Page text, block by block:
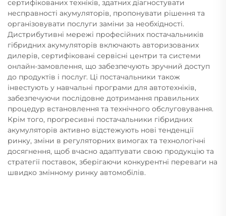
сертифікованих техніків, здатних діагностувати
несправності акумуляторів, пропонувати рішення та
організовувати послуги заміни за необхідності.
Дистрибутивні мережі професійних постачальників
гібридних акумуляторів включають авторизованих
дилерів, сертифіковані сервісні центри та системи
онлайн-замовлення, що забезпечують зручний доступ
до продуктів і послуг. Ці постачальники також
інвестують у навчальні програми для автотехніків,
забезпечуючи послідовне дотримання правильних
процедур встановлення та технічного обслуговування.
Крім того, прогресивні постачальники гібридних
акумуляторів активно відстежують нові тенденції
ринку, зміни в регуляторних вимогах та технологічні
досягнення, щоб вчасно адаптувати свою продукцію та
стратегії поставок, зберігаючи конкурентні переваги на
швидко змінному ринку автомобілів.